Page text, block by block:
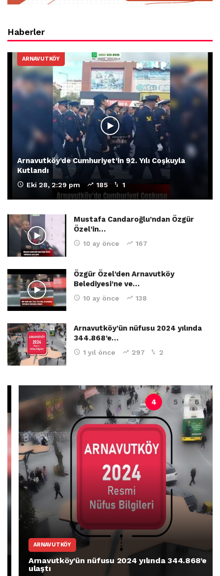
Haberler
ARNAVUTKÖY
Arnavutköy’de Cumhuriyet’in 92. Yılı Coşkuyla
Kutlandı
Eki 28, 2:29 pm 185 1
Mustafa Candaroğlu’ndan Özgür
Özel’in…
10 ay önce 167
Özgür Özel’den Arnavutköy
Belediyesi’ne ve…
10 ay önce 138
Arnavutköy’ün nüfusu 2024 yılında
344.868’e…
1 yıl önce 297 2
ARNAVUTKÖY
Arnavutköy’ün nüfusu 2024 yılında 344.868’e
ulaştı